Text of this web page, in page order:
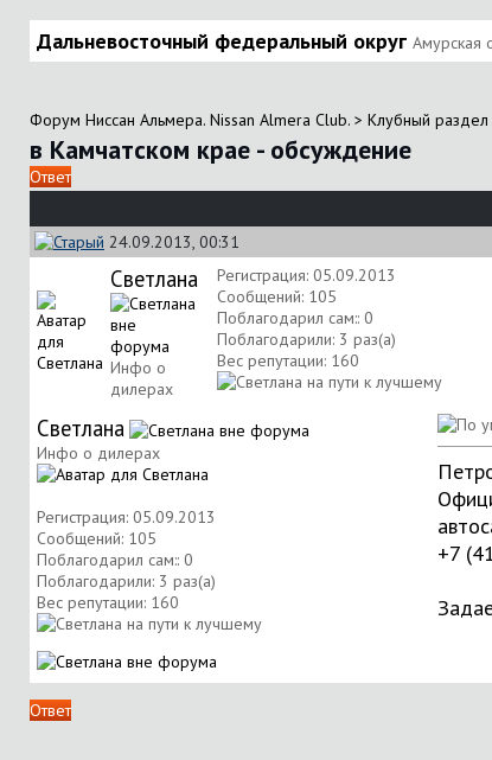
Дальневосточный федеральный округ Амурская
Форум Ниссан Альмера. Nissan Almera Club. > Клубный раздел
в Камчатском крае - обсуждение
Ответ
24.09.2013, 00:31
Светлана
Инфо о
дилерах
Регистрация: 05.09.2013
Сообщений: 105
Поблагодарил сам:: 0
Поблагодарили: 3 раз(а)
Вес репутации: 160
Светлана
Инфо о дилерах
Регистрация: 05.09.2013
Сообщений: 105
Поблагодарил сам:: 0
Поблагодарили: 3 раз(а)
Вес репутации: 160
+7
Ответ